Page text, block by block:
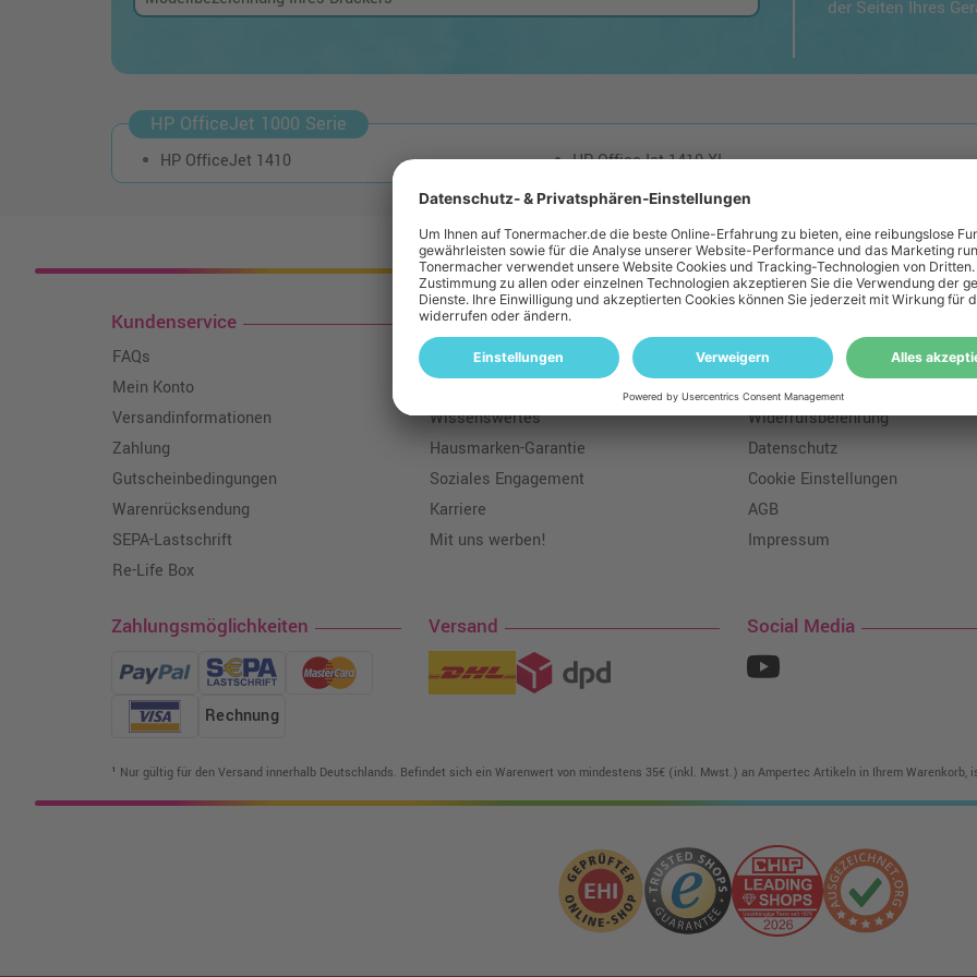
der Seiten Ihres
HP OfficeJet 1000 Serie
HP OfficeJet 1410 HP OfficeJet 1410 XI
Kostenloser Versand: ab einem Ampertec Warenwert von 35€ liefern wir
Kundenservice
FAQs
Mein Konto
Versandinformationen
Zahlung
Gutscheinbedingungen
Warenrücksendung
SEPA-Lastschrift
Re-Life Box
Tonermacher
Über uns
Wissenswertes
Hausmarken-Garantie
Soziales Engagement
Karriere
Mit uns werben!
Geld-Zurück-Garantie
Batteriegesetz
Widerrufsbelehrung
Datenschutz
Cookie Einstellungen
AGB
Impressum
Zahlungsmöglichkeiten
Rechnung
Versand Social Media
¹ Nur gültig für den Versand innerhalb Deutschlands. Befindet sich ein Warenwert von mindestens 35€ (inkl. Mwst.) an Ampertec Artikeln in Ihrem Warenkorb,